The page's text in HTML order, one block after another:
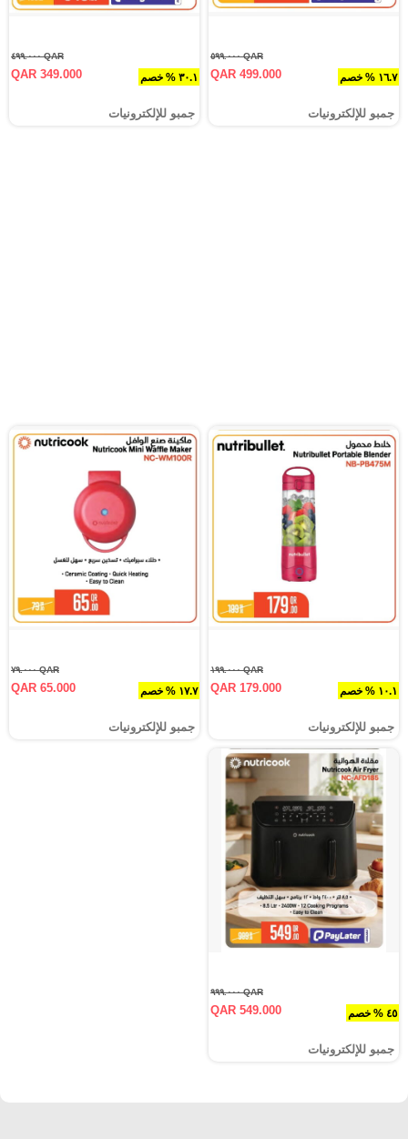
١٦.٧ % خصم
QAR ٥٩٩.٠٠٠
QAR 499.000
جمبو للإلكترونيات
٣٠.١ % خصم
QAR ٤٩٩.٠٠٠
QAR 349.000
جمبو للإلكترونيات
١٠.١ % خصم
QAR ١٩٩.٠٠٠
QAR 179.000
جمبو للإلكترونيات
١٧.٧ % خصم
QAR ٧٩.٠٠٠
QAR 65.000
جمبو للإلكترونيات
٤٥ % خصم
QAR ٩٩٩.٠٠٠
QAR 549.000
جمبو للإلكترونيات